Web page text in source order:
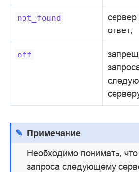
not_found
ответ;
off
Примечание
Необходимо понимать,
запроса следующему